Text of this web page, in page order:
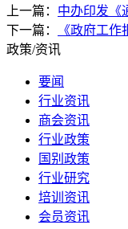
上一篇： 中办印发《
下一篇：
《政府工
政策/资讯
要闻
行业资讯
商会资讯
行业政策
国别政策
行业研究
培训资讯
会员资讯